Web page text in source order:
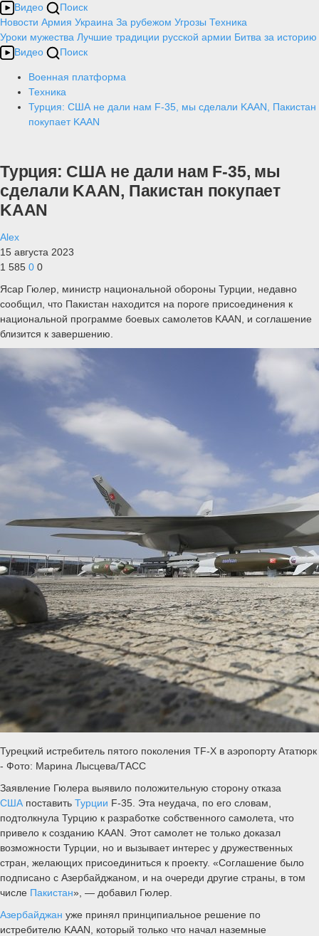
Видео
Поиск
Новости Армия Украина За рубежом Угрозы Техника
Уроки мужества Лучшие традиции русской армии Битва за историю
Видео
Поиск
Военная платформа
Техника
Турция: США не дали нам F-35, мы сделали KAAN, Пакистан
покупает KAAN
Турция: США не дали нам F-35, мы
сделали KAAN, Пакистан покупает
KAAN
Alex
15 августа 2023
1 585 0 0
Ясар Гюлер, министр национальной обороны Турции, недавно
сообщил, что Пакистан находится на пороге присоединения к
национальной программе боевых самолетов KAAN, и соглашение
близится к завершению.
Турецкий истребитель пятого поколения TF-X в аэропорту Ататюрк
- Фото: Марина Лысцева/ТАСС
Заявление Гюлера выявило положительную сторону отказа
США поставить Турции F-35. Эта неудача, по его словам,
подтолкнула Турцию к разработке собственного самолета, что
привело к созданию KAAN. Этот самолет не только доказал
возможности Турции, но и вызывает интерес у дружественных
стран, желающих присоединиться к проекту. «Соглашение было
подписано с Азербайджаном, и на очереди другие страны, в том
числе Пакистан», — добавил Гюлер.
Азербайджан уже принял принципиальное решение по
истребителю KAAN, который только что начал наземные